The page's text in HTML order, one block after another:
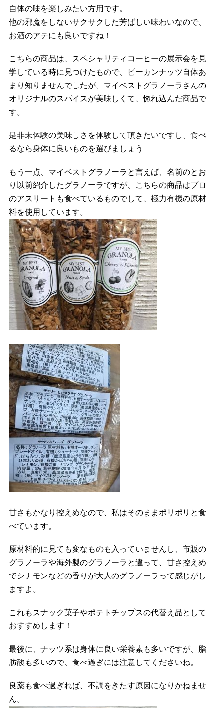
自体の味を楽しみたい方用です。
他の邪魔をしないサクサクした芳ばしい味わいなので、
お酒のアテにも良いですね！
こちらの商品は、スペシャリティコーヒーの展示会を見
学している時に見つけたもので、ピーカンナッツ自体あ
まり知りませんでしたが、マイベストグラノーラさんの
オリジナルのスパイスが美味しくて、惚れ込んだ商品で
す。
是非未体験の美味しさを体験して頂きたいですし、食べ
るなら身体に良いものを選びましょう！
もう一点、マイベストグラノーラと言えば、名前のとお
り以前紹介したグラノーラですが、こちらの商品はプロ
のアスリートも食べているものでして、極力有機の原材
料を使用しています。
甘さもかなり控えめなので、私はそのままポリポリと食
べています。
原材料的に見ても変なものも入っていませんし、市販の
グラノーラや海外製のグラノーラと違って、甘さ控えめ
でシナモンなどの香りが大人のグラノーラって感じがし
ますよ。
これもスナック菓子やポテトチップスの代替え品として
おすすめします！
最後に、ナッツ系は身体に良い栄養素も多いですが、脂
肪酸も多いので、食べ過ぎには注意してくださいね。
良薬も食べ過ぎれば、不調をきたす原因になりかねませ
ん。